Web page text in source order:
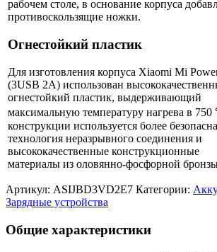
рабочем столе, в основание корпуса
противоскользящие ножки.
Огнестойкий пластик
Для изготовления корпуса Xiaomi Mi
(3USB 2A) использован
огнестойкий пластик, выдерживающий
максимальную температуру нагрева в
конструкции используется более
технология неразрывного соединения и
высококачественные конструкционные
материалы из оловянно-фосфорной
Артикул: ASIJBD3VD2E7 Категории:
Зарядные устройства
Общие характеристики